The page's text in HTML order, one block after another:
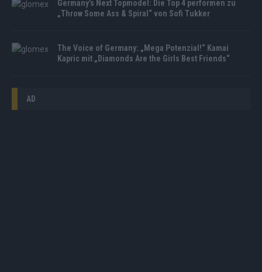
Germany’s Next Topmodel: Die Top 4 performen zu
„Throw Some Ass & Spiral“ von Sofi Tukker
The Voice of Germany: „Mega Potenzial!“ Kamai
Kapric mit „Diamonds Are the Girls Best Friends“
AD